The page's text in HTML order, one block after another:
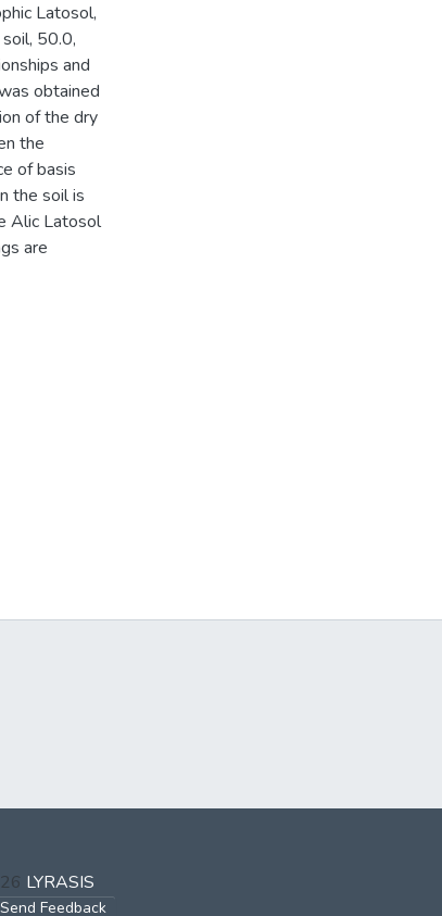
Latosol,
50.0,
and
obtained
of the dry
the
of basis
the soil is
Alic Latosol
are
LYRASIS
Send Feedback